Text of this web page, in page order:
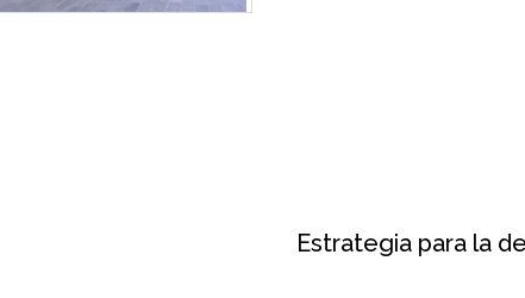
Estrategia para la